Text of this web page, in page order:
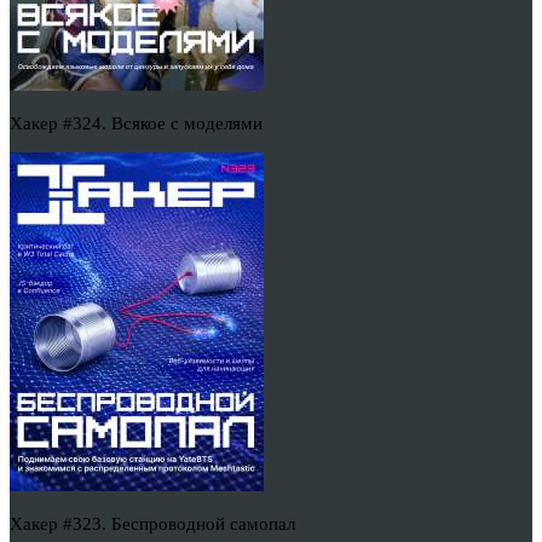
Хакер #324. Всякое с моделями
Хакер #323. Беспроводной самопал